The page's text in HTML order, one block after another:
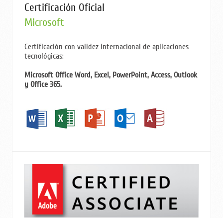
Certificación Oficial
Microsoft
Certificación con validez internacional de aplicaciones
tecnológicas:
Microsoft Office Word, Excel, PowerPoint, Access, Outlook
y Office 365.